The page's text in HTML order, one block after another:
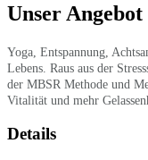
Unser Angebot
Yoga, Entspannung,
Lebens. Raus aus der
der MBSR Methode und
Vitalität und mehr
Details